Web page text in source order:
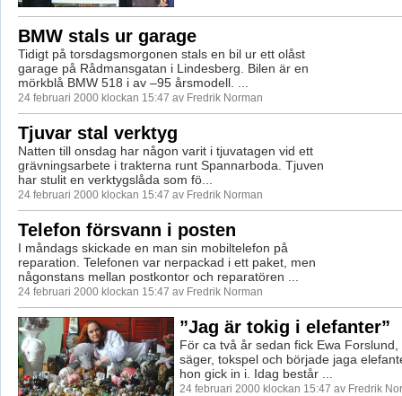
BMW stals ur garage
Tidigt på torsdagsmorgonen stals en bil ur ett olåst
garage på Rådmansgatan i Lindesberg. Bilen är en
mörkblå BMW 518 i av –95 årsmodell. ...
24 februari 2000 klockan 15:47 av Fredrik Norman
Tjuvar stal verktyg
Natten till onsdag har någon varit i tjuvatagen vid ett
grävningsarbete i trakterna runt Spannarboda. Tjuven
har stulit en verktygslåda som fö...
24 februari 2000 klockan 15:47 av Fredrik Norman
Telefon försvann i posten
I måndags skickade en man sin mobiltelefon på
reparation. Telefonen var nerpackad i ett paket, men
någonstans mellan postkontor och reparatören ...
24 februari 2000 klockan 15:47 av Fredrik Norman
”Jag är tokig i elefanter”
För ca två år sedan fick Ewa
säger, tokspel och började jaga
hon gick in i. Idag består ...
24 februari 2000 klockan 15:47 av Fredrik